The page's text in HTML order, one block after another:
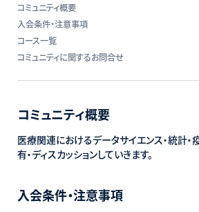
コミュニティ概要
入会条件・注意事項
コース一覧
コミュニティに関するお問合せ
コミュニティ概要
医療関連におけるデータサイエンス・統計・
有・ディスカッションしていきます。
入会条件・注意事項